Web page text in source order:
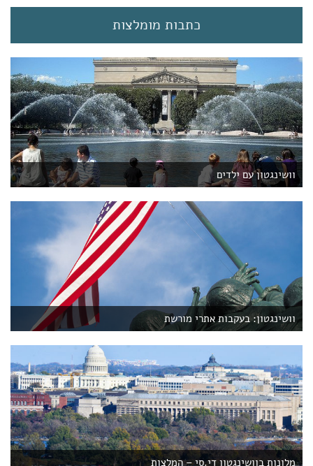
כתבות מומלצות
וושינגטון עם ילדים
וושינגטון: בעקבות אתרי מורשת
מלונות בוושינגטון די.סי – המלצות